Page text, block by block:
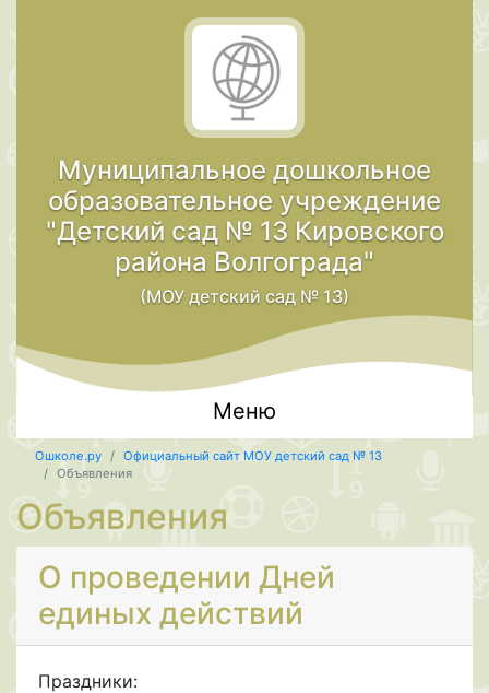
Муниципальное дошкольное
образовательное учреждение
"Детский сад № 13 Кировского
района Волгограда"
(МОУ детский сад № 13)
Меню
Ошколе.ру
Официальный сайт МОУ детский сад № 13
Объявления
Объявления
О проведении Дней
единых действий
Праздники: